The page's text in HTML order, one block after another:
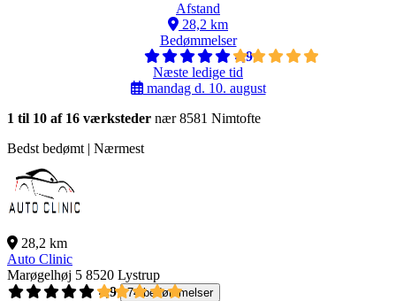
Afstand
28,2 km
Bedømmelser
4,9
Næste ledige tid
mandag d. 10. august
1 til 10 af 16 værksteder nær 8581 Nimtofte
Bedst bedømt | Nærmest
28,2 km
Auto Clinic
Marøgelhøj 5 8520 Lystrup
4,9
74 bedømmelser